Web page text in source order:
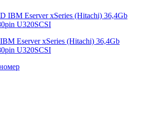
Eserver xSeries (Hitachi) 36,4Gb
U320SCSI